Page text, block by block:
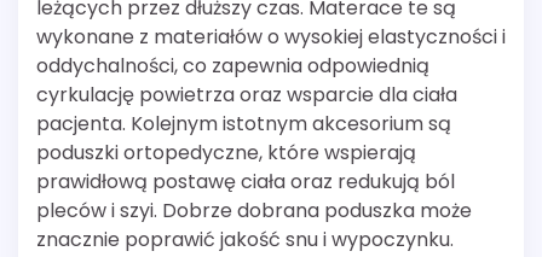
leżących przez dłuższy czas. Materace te są
wykonane z materiałów o wysokiej elastyczności i
oddychalności, co zapewnia odpowiednią
cyrkulację powietrza oraz wsparcie dla ciała
pacjenta. Kolejnym istotnym akcesorium są
poduszki ortopedyczne, które wspierają
prawidłową postawę ciała oraz redukują ból
pleców i szyi. Dobrze dobrana poduszka może
znacznie poprawić jakość snu i wypoczynku.